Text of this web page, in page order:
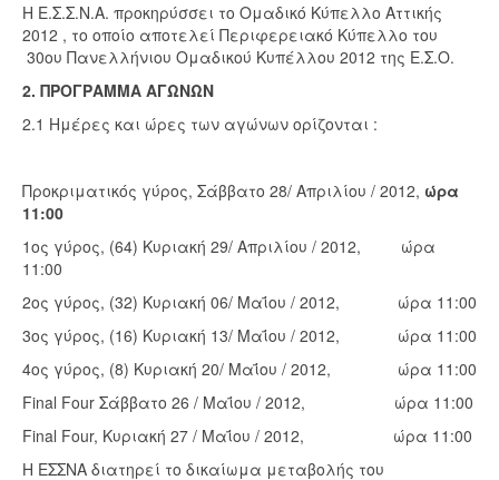
Η Ε.Σ.Σ.Ν.Α. προκηρύσσει το Ομαδικό Κύπελλο Αττικής
2012 , το οποίο αποτελεί Περιφερειακό Κύπελλο του
30ου Πανελλήνιου Ομαδικού Κυπέλλου 2012 της Ε.Σ.Ο.
2. ΠΡΟΓΡΑΜΜΑ ΑΓΩΝΩΝ
2.1 Ημέρες και ώρες των αγώνων ορίζονται :
Προκριματικός γύρος, Σάββατο 28/ Απριλίου / 2012, ώρα
11:00
1ος γύρος, (64) Κυριακή 29/ Απριλίου / 2012, ώρα
11:00
2ος γύρος, (32) Κυριακή 06/ Μαΐου / 2012, ώρα 11:00
3ος γύρος, (16) Κυριακή 13/ Μαΐου / 2012, ώρα 11:00
4ος γύρος, (8) Κυριακή 20/ Μαΐου / 2012, ώρα 11:00
Final Four Σάββατο 26 / Μαΐου / 2012, ώρα 11:00
Final Four, Κυριακή 27 / Μαΐου / 2012, ώρα 11:00
Η ΕΣΣΝΑ διατηρεί το δικαίωμα μεταβολής του